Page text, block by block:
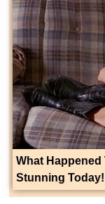
What Happened
Stunning Today!